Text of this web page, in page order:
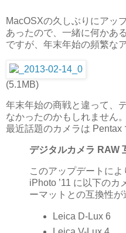
MacOSXの久しぶりにアッ
あったので、一緒に何かあ
ですが、年末年始の頻繁な
(5.1MB)
年末年始の商戦と違って、
なかったのかもしれません。
最近話題のカメラは Pentax
デジタルカメラ RAW
このアップデートに
iPhoto ’11 に以下のカ
ーマットとの互換性が
Leica D-Lux 6